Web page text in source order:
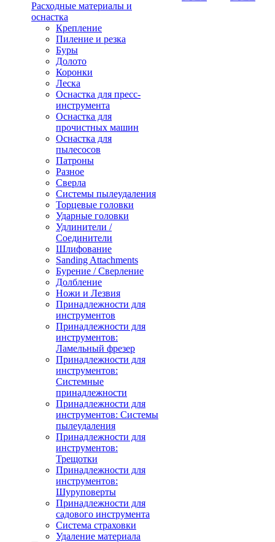
Расходные материалы и
оснастка
Крепление
Пиление и резка
Буры
Долото
Коронки
Леска
Оснастка для пресс-
инструмента
Оснастка для
прочистных машин
Оснастка для
пылесосов
Патроны
Разное
Сверла
Системы пылеудаления
Торцевые головки
Ударные головки
Удлинители /
Соединители
Шлифование
Sanding Attachments
Бурение / Сверление
Долбление
Ножи и Лезвия
Принадлежности для
инструментов
Принадлежности для
инструментов:
Ламельный фрезер
Принадлежности для
инструментов:
Системные
принадлежности
Принадлежности для
инструментов: Системы
пылеудаления
Принадлежности для
инструментов:
Трещотки
Принадлежности для
инструментов:
Шуруповерты
Принадлежности для
садового инструмента
Система страховки
Удаление материала